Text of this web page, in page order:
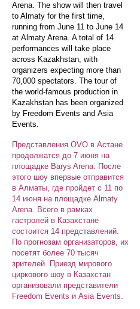
Arena. The show will then travel
to Almaty for the first time,
running from June 11 to June 14
at Almaty Arena. A total of 14
performances will take place
across Kazakhstan, with
organizers expecting more than
70,000 spectators. The tour of
the world-famous production in
Kazakhstan has been organized
by Freedom Events and Asia
Events.
Представления OVO в Астане
продолжатся до 7 июня на
площадке Barys Arena. После
этого шоу впервые отправится
в Алматы, где пройдет с 11 по
14 июня на площадке Almaty
Arena. Всего в рамках
гастролей в Казахстане
состоится 14 представлений.
По прогнозам организаторов, их
посетят более 70 тысяч
зрителей. Приезд мирового
циркового шоу в Казахстан
организовали представители
Freedom Events и Asia Events.